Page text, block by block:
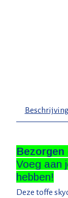
Voeg aan
hebben!
Deze toffe